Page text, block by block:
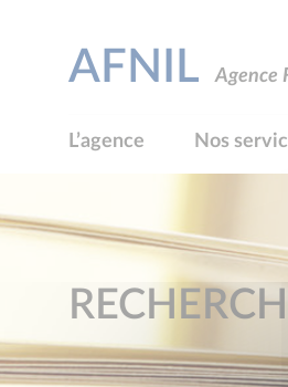
AFNIL Agence
L’agence Nos